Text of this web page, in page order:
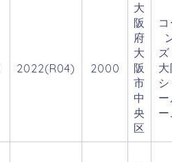
2022(R04) 2000
大
阪
府
大
阪
市
中
央
区